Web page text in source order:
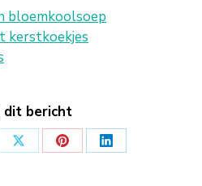
bloemkoolsoep
kerstkoekjes
dit bericht
Deel
Deel
Deel